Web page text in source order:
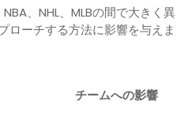
、NHL、MLBの間で大きく異
ローチする方法に影響を与えま
チームへの影響